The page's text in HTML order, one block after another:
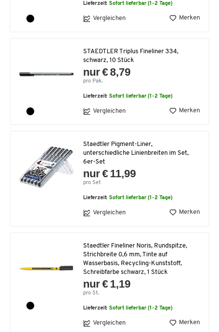
Lieferzeit:Sofort lieferbar (1-2 Tage)
Vergleichen Merken
STAEDTLER Triplus Fineliner 334,
schwarz, 10 Stück
nur € 8,79
pro Pak.
Lieferzeit:Sofort lieferbar (1-2 Tage)
Vergleichen Merken
Staedtler Pigment-Liner,
unterschiedliche Linienbreiten im Set,
6er-Set
nur € 11,99
pro Set
Lieferzeit:Sofort lieferbar (1-2 Tage)
Vergleichen Merken
Staedtler Fineliner Noris, Rundspitze,
Strichbreite 0,6 mm, Tinte auf
Wasserbasis, Recycling-Kunststoff,
Schreibfarbe schwarz, 1 Stück
nur € 1,19
pro St.
Lieferzeit:Sofort lieferbar (1-2 Tage)
Vergleichen Merken